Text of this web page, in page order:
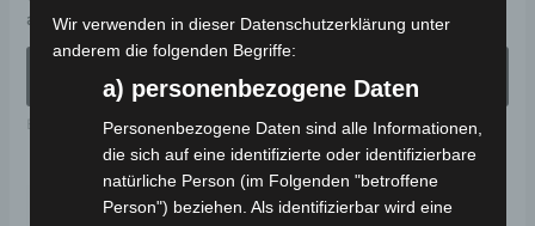
Bewertet
mit
0
ab 2.691,00€ *
AUSFÜHRUNG
WÄHLEN
gewählt
werden
Elektro-Fahrzeuge
Bewertet
mit
0
von
ab3.690,00€ *
WÄHLEN
Elektro-Fahrzeuge
Dieses
Wir verwenden in dieser Datenschutzerklärung unter
anderem die folgenden Begriffe:
a) personenbezogene Daten
Personenbezogene Daten sind alle Informationen,
die sich auf eine identifizierte oder identifizierbare
natürliche Person (im Folgenden "betroffene
Person") beziehen. Als identifizierbar wird eine